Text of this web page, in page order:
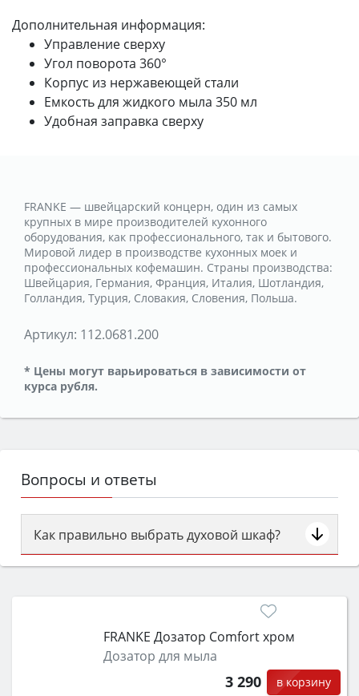
Дополнительная информация:
Управление сверху
Угол поворота 360°
Корпус из нержавеющей стали
Емкость для жидкого мыла 350 мл
Удобная заправка сверху
FRANKE — швейцарский концерн, один из самых
крупных в мире производителей кухонного
оборудования, как профессионального, так и бытового.
Мировой лидер в производстве кухонных моек и
профессиональных кофемашин. Страны производства:
Швейцария, Германия, Франция, Италия, Шотландия,
Голландия, Турция, Словакия, Словения, Польша.
Артикул: 112.0681.200
* Цены могут варьироваться в зависимости от
курса рубля.
Вопросы и ответы
Как правильно выбрать духовой шкаф?
Сначала определитесь с типом (газовый или
затем смотрите на объём 50–70 л для семьи,
функции (конвекция, гриль, самоочистка,
защита от детей).
FRANKE Дозатор Comfort хром
Дозатор для мыла
3 290 в корзину